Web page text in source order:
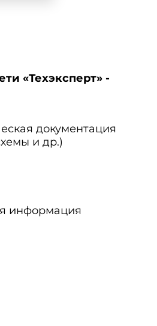
«Техэксперт» -
документация
и др.)
информация